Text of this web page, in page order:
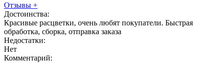
Отзывы +
Достоинства:
Красивые расцветки, очень любят покупатели. Быстрая
обработка, сборка, отправка заказа
Недостатки:
Нет
Комментарий: